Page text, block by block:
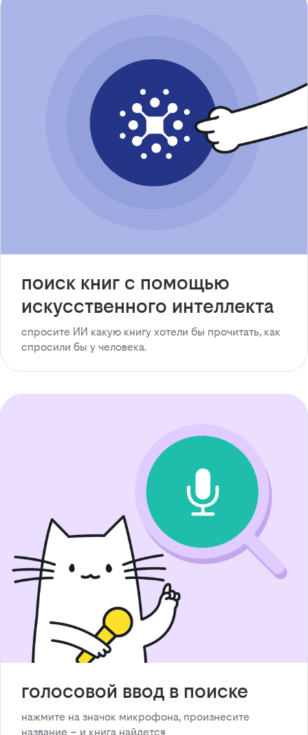
поиск книг с помощью
искусственного интеллекта
спросите ИИ какую книгу хотели бы прочитать, как
спросили бы у человека.
голосовой ввод в поиске
нажмите на значок микрофона, произнесите
название – и книга найдется